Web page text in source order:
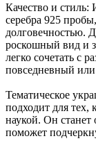
Качество и стиль:
серебра 925
долговечностью.
роскошный вид и
легко сочетать с
повседневный или
Тематическое
подходит для тех,
наукой. Он
поможет